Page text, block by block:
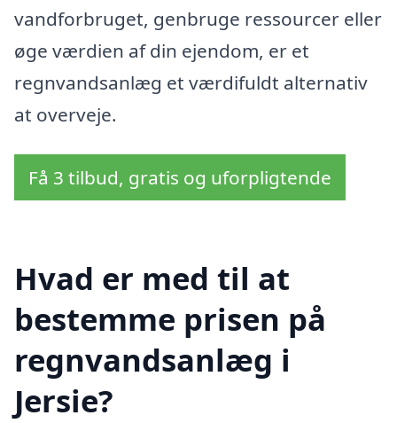
vandforbruget, genbruge ressourcer eller
øge værdien af din ejendom, er et
regnvandsanlæg et værdifuldt alternativ
at overveje.
Få 3 tilbud, gratis og uforpligtende
Hvad er med til at
bestemme prisen på
regnvandsanlæg i
Jersie?